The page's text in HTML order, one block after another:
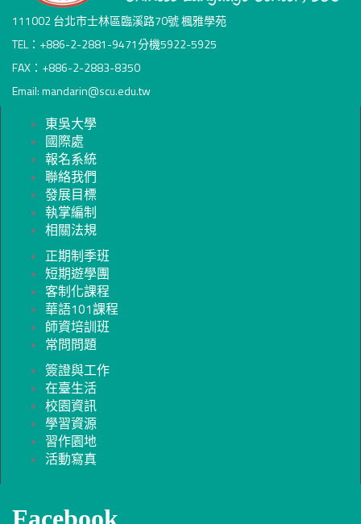
111002 台北市士林區臨溪路70號 楓雅學苑
TEL：+886-2-2881-9471分機5922-5925
FAX：+886-2-2883-8350
Email: mandarin@scu.edu.tw
東吳大學
國際處
報名系統
聯絡我們
發展目標
執掌編制
相關法規
正期制季班
短期遊學團
客制化課程
華語101課程
師資培訓班
常問問題
簽證與工作
在臺生活
校園資訊
學習資源
習作園地
活動寫真
Facebook